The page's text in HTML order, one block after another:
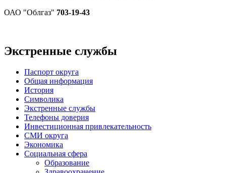
ОАО "Облгаз" 703-19-43
Экстренные службы
Паспорт округа
Общая информация
История
Символика
Экстренные службы
Телефоны доверия
Инвестиционная привлекательность
СМИ округа
Экономика
Социальная сфера
Образование